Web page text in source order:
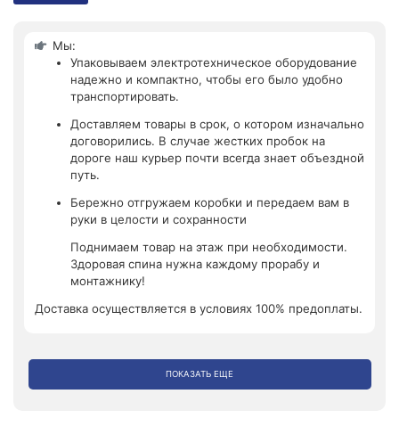
Мы:
Упаковываем электротехническое оборудование
надежно и компактно, чтобы его было удобно
транспортировать.
Доставляем товары в срок, о котором изначально
договорились. В случае жестких пробок на
дороге наш курьер почти всегда знает объездной
путь.
Бережно отгружаем коробки и передаем вам в
руки в целости и сохранности
Поднимаем товар на этаж при необходимости.
Здоровая спина нужна каждому прорабу и
монтажнику!
Доставка осуществляется в условиях 100% предоплаты.
ПОКАЗАТЬ ЕЩЕ